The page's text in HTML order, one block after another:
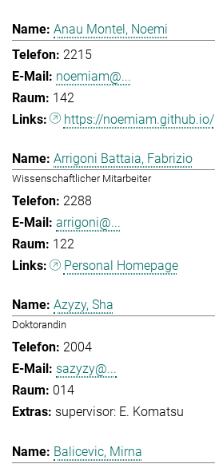
Anau Montel, Noemi
2215
noemiam@...
142
https://noemiam.github.io/
Arrigoni Battaia, Fabrizio
Wissenschaftlicher Mitarbeiter
2288
arrigoni@...
122
Personal Homepage
Azyzy, Sha
Doktorandin
2004
sazyzy@...
014
supervisor: E. Komatsu
Balicevic, Mirna